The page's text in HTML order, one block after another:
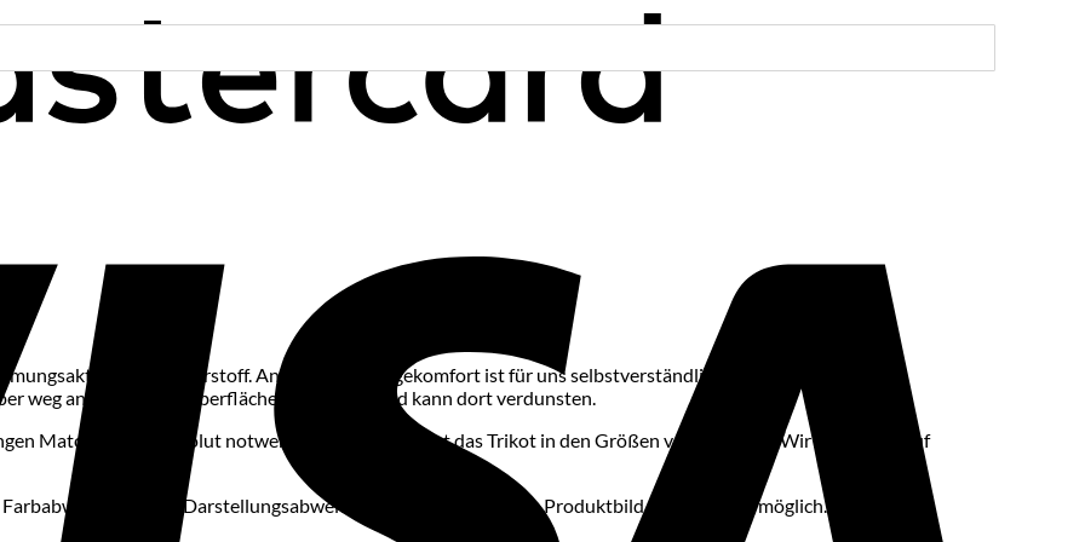
Polyesterstoff. Angenehmer Tragekomfort ist für uns selbstverständlich. Das Shirt ist aus
weg an die Gewebeoberfläche abgegeben und kann dort verdunsten.
Matches auch absolut notwendig ist. Erhältlich ist das Trikot in den Größen von S bis 5XL. Wir verweisen auf
& Darstellungsabweichungen der Schrift vom Produktbild zum Original möglich.